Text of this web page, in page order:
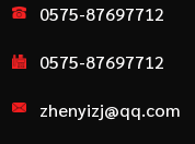
0575-87697712
0575-87697712
zhenyizj@qq.com